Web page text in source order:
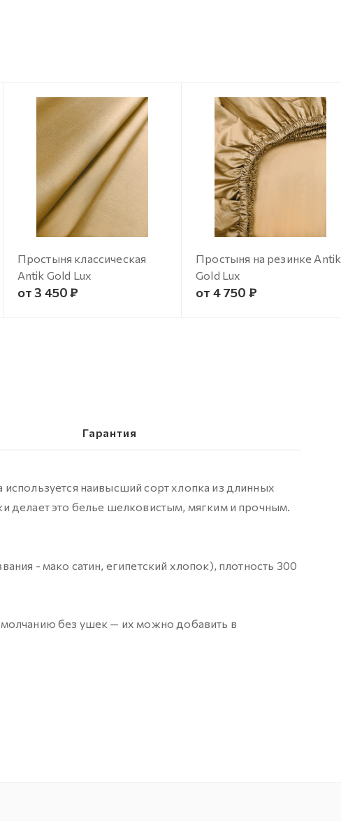
Простыня классическая
Antik Gold Lux
от 3 450 ₽
Простыня на резинке Antik
Gold Lux
от 4 750 ₽
Гарантия
наивысший сорт хлопка из длинных
делает это белье шелковистым, мягким и прочным.
- мако сатин, египетский хлопок), плотность 300
без ушек — их можно добавить в